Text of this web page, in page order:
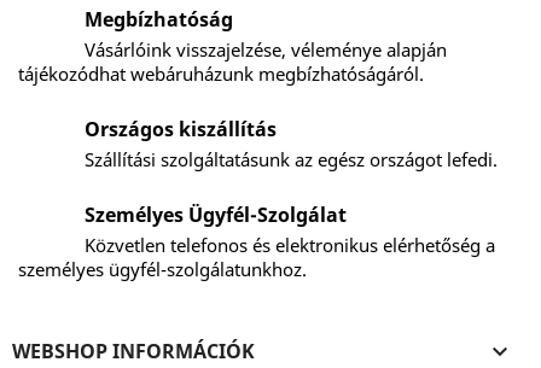
Megbízhatóság
Vásárlóink visszajelzése, véleménye alapján
tájékozódhat webáruházunk megbízhatóságáról.
Országos kiszállítás
Szállítási szolgáltatásunk az egész országot lefedi.
Személyes Ügyfél-Szolgálat
Közvetlen telefonos és elektronikus elérhetőség a
személyes ügyfél-szolgálatunkhoz.
WEBSHOP INFORMÁCIÓK 